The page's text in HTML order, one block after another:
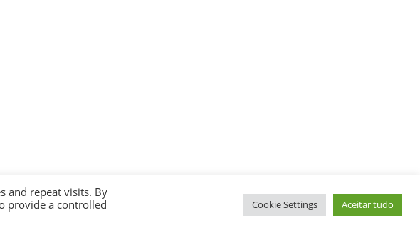
Tailored byUI Solve
and repeat visits. By
provide a controlled
Cookie Settings Aceitar tudo